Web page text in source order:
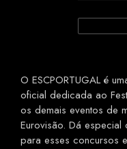
O ESCPORTUGAL é
oficial dedicada ao
os demais eventos de
Eurovisão. Dá
para esses concursos